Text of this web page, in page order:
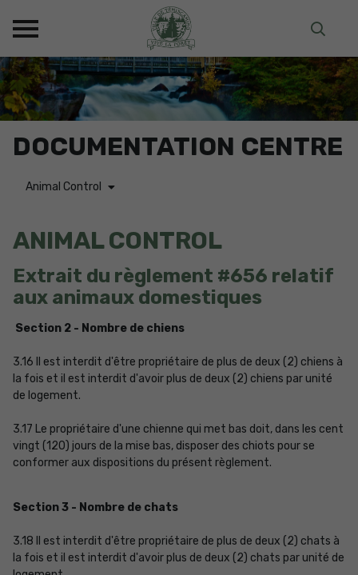
DOCUMENTATION CENTRE
Animal Control
ANIMAL CONTROL
Extrait du règlement #656 relatif
aux animaux domestiques
Section 2 - Nombre de chiens
3.16 Il est interdit d'être propriétaire de plus de deux (2) chiens à
la fois et il est interdit d'avoir plus de deux (2) chiens par unité
de logement.
3.17 Le propriétaire d'une chienne qui met bas doit, dans les cent
vingt (120) jours de la mise bas, disposer des chiots pour se
conformer aux dispositions du présent règlement.
Section 3 - Nombre de chats
3.18 Il est interdit d'être propriétaire de plus de deux (2) chats à
la fois et il est interdit d'avoir plus de deux (2) chats par unité de